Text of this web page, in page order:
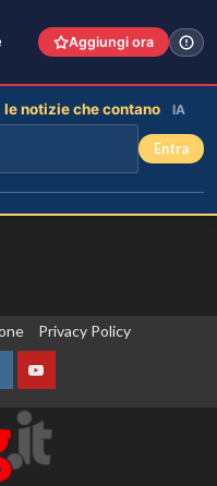
Privacy Policy
YouTube
Aggiungi ora
notizie che contano IA
Entra